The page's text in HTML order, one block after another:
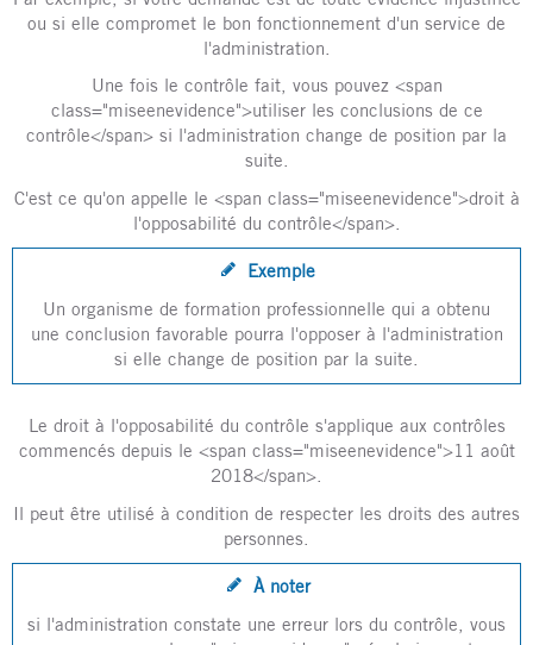
ou si elle compromet le bon fonctionnement d'un service de
l'administration.
Une fois le contrôle fait, vous pouvez <span
class="miseenevidence">utiliser les conclusions de ce
contrôle</span> si l'administration change de position par la
suite.
C'est ce qu'on appelle le <span class="miseenevidence">droit à
l'opposabilité du contrôle</span>.
Exemple
Un organisme de formation professionnelle qui a obtenu
une conclusion favorable pourra l'opposer à l'administration
si elle change de position par la suite.
Le droit à l'opposabilité du contrôle s'applique aux contrôles
commencés depuis le <span class="miseenevidence">11 août
2018</span>.
Il peut être utilisé à condition de respecter les droits des autres
personnes.
À noter
si l'administration constate une erreur lors du contrôle, vous